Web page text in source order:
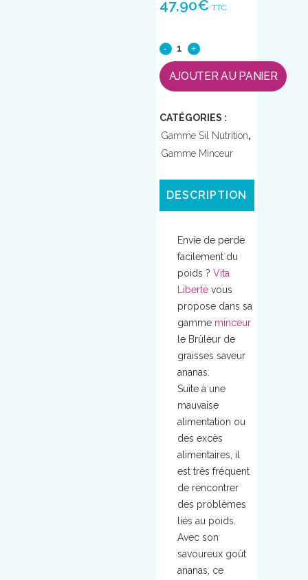
47,90€ TTC
AJOUTER AU PANIER
CATÉGORIES :
Gamme Sil Nutrition,
Gamme Minceur
DESCRIPTION
Envie de perde
facilement du
poids ? Vita
Libertévous
propose dans sa
gamme minceur
le Brûleur de
graisses saveur
ananas.
Suite à une
mauvaise
alimentation ou
des excès
alimentaires, il
est très fréquent
de rencontrer
des problèmes
liés au poids.
Avec son
savoureux goût
ananas, ce